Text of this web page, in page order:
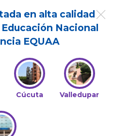
en alta calidad
Nacional
EQUAA
Cúcuta Valledupar